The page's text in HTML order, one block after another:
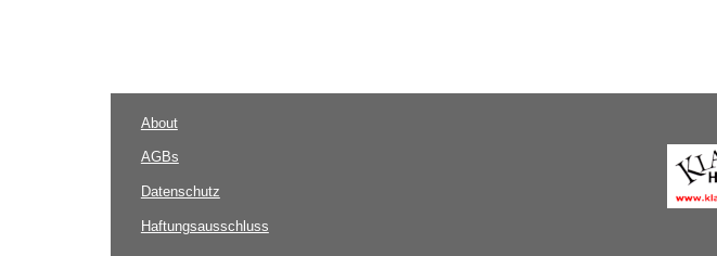
About
AGBs
Datenschutz
Haftungsausschluss